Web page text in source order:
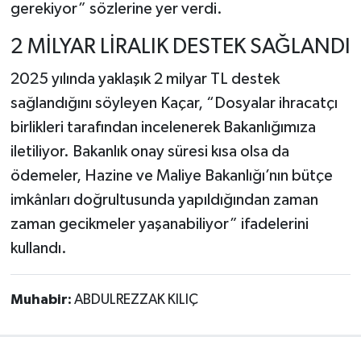
gerekiyor” sözlerine yer verdi.
2 MİLYAR LİRALIK DESTEK SAĞLANDI
2025 yılında yaklaşık 2 milyar TL destek
sağlandığını söyleyen Kaçar, “Dosyalar ihracatçı
birlikleri tarafından incelenerek Bakanlığımıza
iletiliyor. Bakanlık onay süresi kısa olsa da
ödemeler, Hazine ve Maliye Bakanlığı’nın bütçe
imkânları doğrultusunda yapıldığından zaman
zaman gecikmeler yaşanabiliyor” ifadelerini
kullandı.
Muhabir: ABDULREZZAK KILIÇ